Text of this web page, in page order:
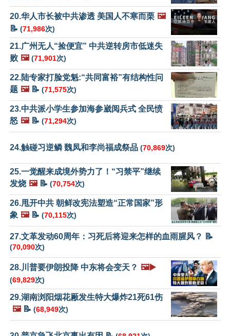
20.华人市长被中共渗透 美国人不寒而栗 🖼️
📝 (71,986次)
21.广州无人“捡便宜” 中共逆转房市低迷失
败 🖼️ (71,901次)
22.陆专家打脸党魁:“共同富裕”有结构性问
题 🖼️📝 (71,575次)
23.中共派小学生参加海参崴阅兵式 全民愤
怒 🖼️📝 (71,294次)
24.触碰习逆鳞 魏凤和李尚福成祭品 (70,869次)
25.一觉醒来成境外势力了！“习禁平”继续
发烧 🖼️📝 (70,754次)
26.甩开中共 朝鲜改宪法塑造“正常国家”形
象 🖼️📝 (70,115次)
27.文革发动60周年：习死后将迎来怎样的血雨腥风？ 📝
(70,090次)
28.川普要伊朗投降 中东将会变天？ 🖼️▶️
(69,829次)
29.湖南浏阳烟花厰发生特大爆炸21死61伤
🖼️📝 (68,949次)